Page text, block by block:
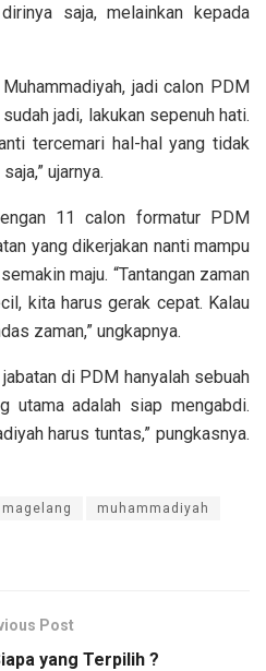
saja, melainkan kepada
jadi calon PDM
jadi, lakukan sepenuh hati.
tercemari hal-hal yang tidak
ujarnya.
11 calon formatur PDM
yang dikerjakan nanti mampu
maju. “Tantangan zaman
kita harus gerak cepat. Kalau
zaman,” ungkapnya.
di PDM hanyalah sebuah
utama adalah siap mengabdi.
harus tuntas,” pungkasnya.
muhammadiyah
Post
yang Terpilih ?